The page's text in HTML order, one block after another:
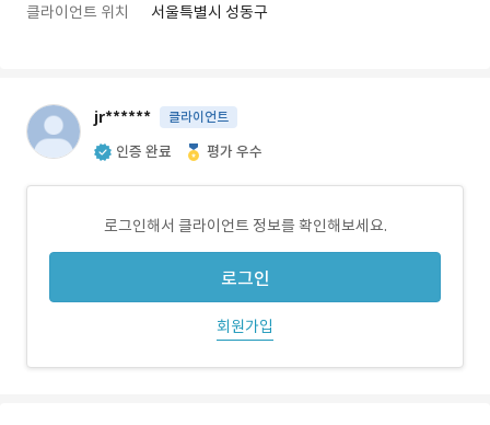
클라이언트 위치 서울특별시 성동구
jr****** 클라이언트
인증 완료 평가 우수
로그인해서 클라이언트 정보를 확인해보세요.
로그인
회원가입